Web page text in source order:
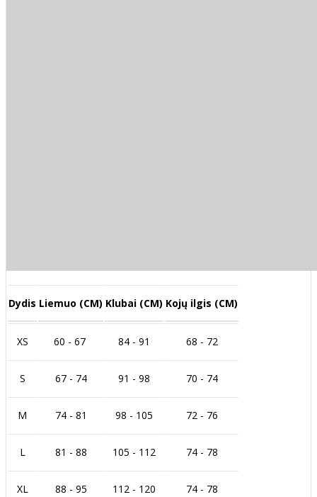
Dydis Liemuo (CM) Klubai (CM) Kojų ilgis (CM)
XS 60 - 67 84 - 91 68 - 72
S 67 - 74 91 - 98 70 - 74
M 74 - 81 98 - 105 72 - 76
L 81 - 88 105 - 112 74 - 78
XL 88 - 95 112 - 120 74 - 78